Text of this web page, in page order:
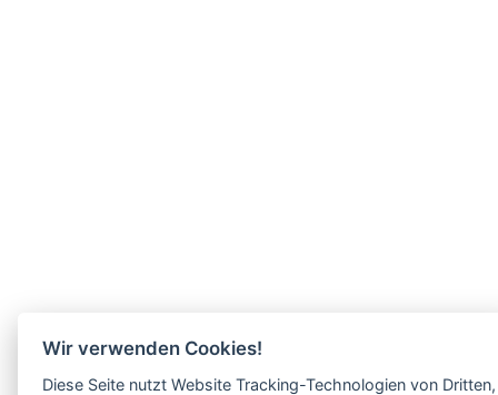
Wir verwenden Cookies!
Diese Seite nutzt Website Tracking-Technologien von Dritten,